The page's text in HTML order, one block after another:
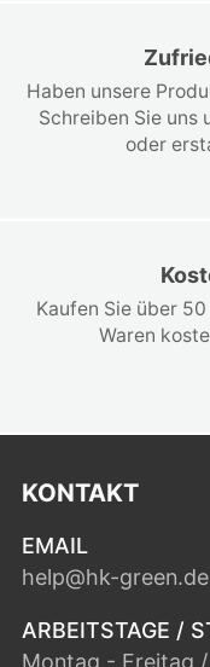
Haben unsere
Schreiben Sie uns
oder
Kaufen Sie über
Waren
KONTAKT
EMAIL
help@hk-green.de
ARBEITSTAGE /
Montag - Freitag